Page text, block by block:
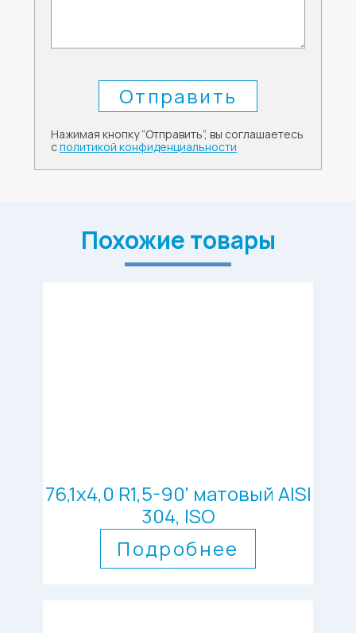
Нажимая кнопку “Отправить”, вы соглашаетесь
сполитикой конфиденциальности
Похожие товары
76,1х4,0 R1,5-90' матовый AISI
304, ISO
Подробнее